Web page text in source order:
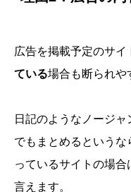
広告を掲載予定のサイ
ている場合も断られや
日記のようなノージ
でもまとめるという
っているサイトの場
言えます。